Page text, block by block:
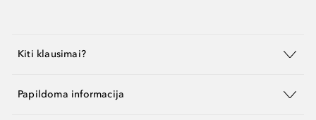
Kiti klausimai?
Papildoma informacija